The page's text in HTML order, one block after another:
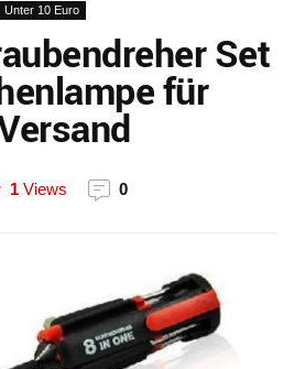
Unter 10 Euro
Set
für
1 Views 0